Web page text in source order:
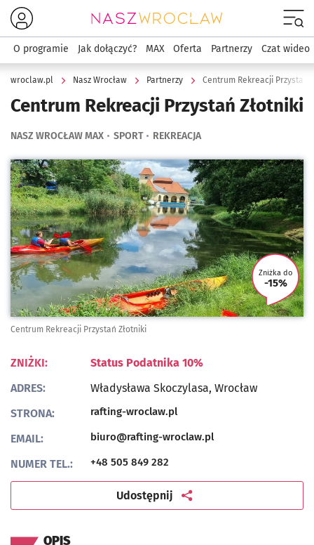
O programie Jak dołączyć? MAX Oferta Partnerzy Czat wideo
wroclaw.pl Nasz Wrocław Partnerzy Centrum Rekreacji Przystań
Centrum Rekreacji Przystań Złotniki
NASZ WROCŁAW MAX SPORT REKREACJA
Kliknij, aby powiększyć
U tego
Zniżka do
-15%
Centrum Rekreacji Przystań Złotniki
ZNIŻKI:
Status Podatnika 10%
ADRES:
Władysława Skoczylasa, Wrocław
STRONA:
rafting-wroclaw.plOtwiera się w nowej karcie
EMAIL: biuro@rafting-wroclaw.pl
NUMER TEL.: +48 505 849 282
Udostępnij artykuł
OPIS